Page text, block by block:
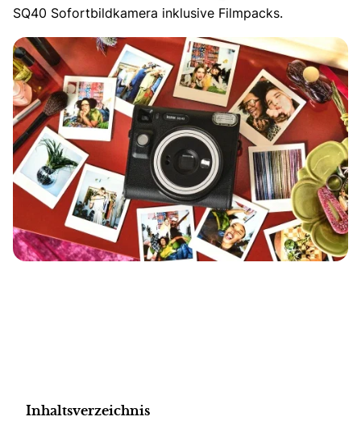
SQ40 Sofortbildkamera inklusive Filmpacks.
Inhaltsverzeichnis